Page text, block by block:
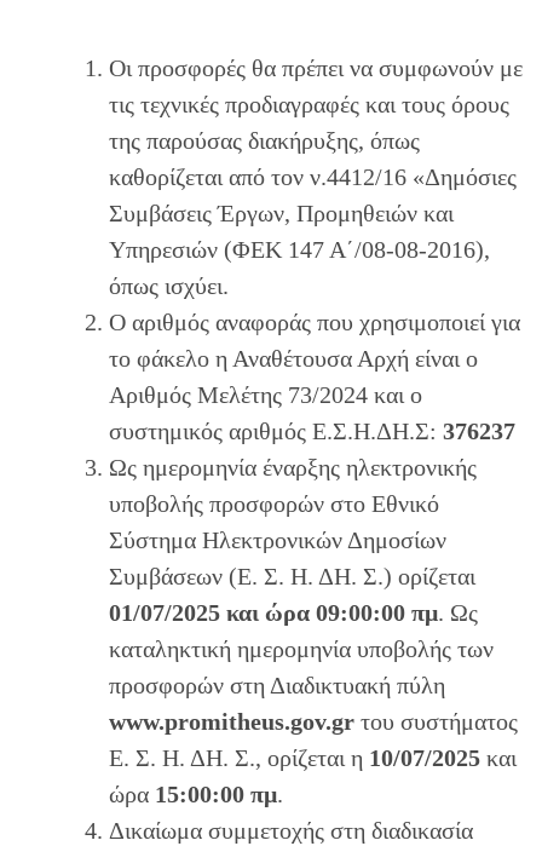
Οι προσφορές θα πρέπει να συμφωνούν με
τις τεχνικές προδιαγραφές και τους όρους
της παρούσας διακήρυξης, όπως
καθορίζεται από τον ν.4412/16 «Δημόσιες
Συμβάσεις Έργων, Προμηθειών και
Υπηρεσιών (ΦΕΚ 147 Α΄/08-08-2016),
όπως ισχύει.
Ο αριθμός αναφοράς που χρησιμοποιεί για
το φάκελο η Αναθέτουσα Αρχή είναι ο
Αριθμός Μελέτης 73/2024 και ο
συστημικός αριθμός Ε.Σ.Η.ΔΗ.Σ: 376237
Ως ημερομηνία έναρξης ηλεκτρονικής
υποβολής προσφορών στο Εθνικό
Σύστημα Ηλεκτρονικών Δημοσίων
Συμβάσεων (Ε. Σ. Η. ΔΗ. Σ.) ορίζεται
01/07/2025 και ώρα 09:00:00 πμ. Ως
καταληκτική ημερομηνία υποβολής των
προσφορών στη Διαδικτυακή πύλη
www.promitheus.gov.gr του συστήματος
Ε. Σ. Η. ΔΗ. Σ., ορίζεται η 10/07/2025 και
ώρα 15:00:00 πμ.
Δικαίωμα συμμετοχής στη διαδικασία